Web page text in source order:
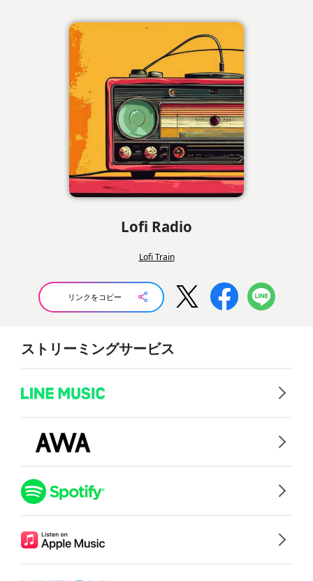
Lofi Radio
Lofi Train
リンクをコピー
ストリーミングサービス